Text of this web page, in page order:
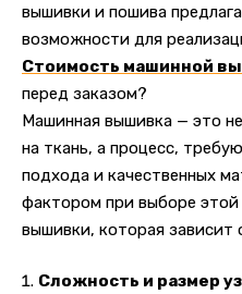
вышивки и пошива
возможности для
Стоимость машинной
перед заказом?
Машинная вышивка — это
на ткань, а процесс,
подхода и качественных
фактором при выборе этой
вышивки, которая зависит
Сложность и размер